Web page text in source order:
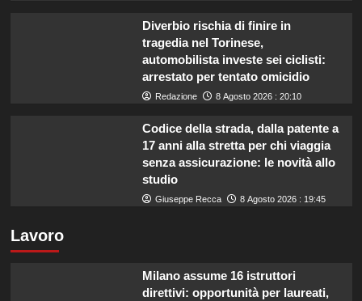
Diverbio rischia di finire in
tragedia nel Torinese,
automobilista investe sei ciclisti:
arrestato per tentato omicidio
Redazione 8 Agosto 2026 : 20:10
Codice della strada, dalla patente a
17 anni alla stretta per chi viaggia
senza assicurazione: le novità allo
studio
Giuseppe Recca 8 Agosto 2026 : 19:45
Lavoro
Milano assume 16 istruttori
direttivi: opportunità per laureati,